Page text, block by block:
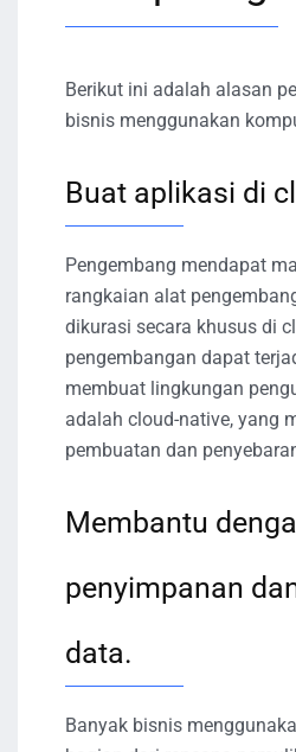
Berikut ini adalah alasan
bisnis menggunakan
Buat aplikasi di
Pengembang mendapat
rangkaian alat
dikurasi secara khusus di
pengembangan dapat
membuat lingkungan
adalah cloud-native, yang
pembuatan dan
Membantu
penyimpanan
data.
Banyak bisnis